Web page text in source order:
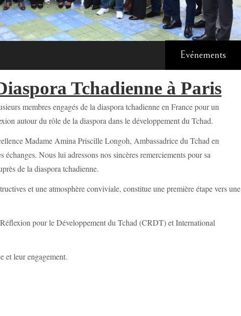
Evénements
Tchadienne à Paris
membres engagés de la diaspora tchadienne en France pour un
autour du rôle de la diaspora dans le développement du Tchad.
Madame Amina Priscille Longoh, Ambassadrice du Tchad en
Nous lui adressons nos sincères remerciements pour sa
de la diaspora tchadienne.
et une atmosphère conviviale, constitue une première étape vers une
pour le Développement du Tchad (CRDT) et International
et leur engagement.